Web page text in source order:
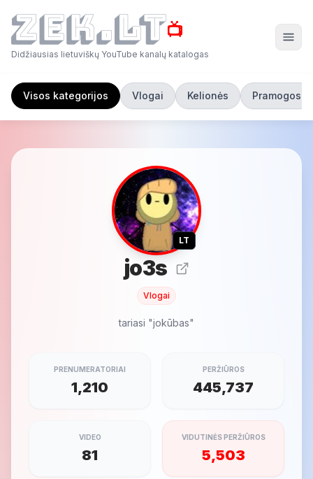
📺
Didžiausias lietuviškų YouTube kanalų katalogas
Visos kategorijos Vlogai Kelionės Pramogos
LT
jo3s
Vlogai
tariasi "jokūbas"
PRENUMERATORIAI
1,210
PERŽIŪROS
445,737
VIDEO
81
VIDUTINĖS PERŽIŪROS
5,503